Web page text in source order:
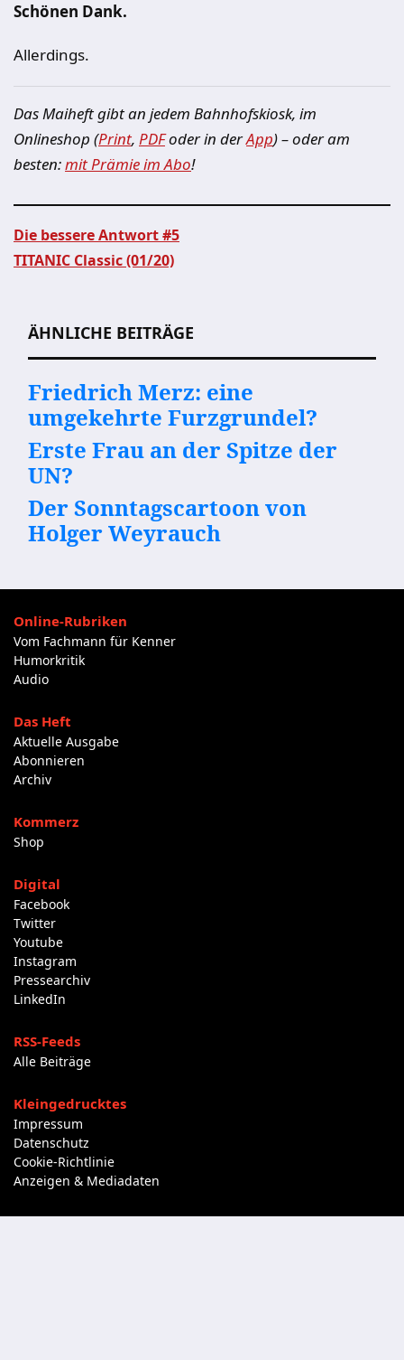
Schönen Dank.
Allerdings.
Das Maiheft gibt an jedem Bahnhofskiosk, im
Onlineshop (Print, PDFoder in derApp) – oder am
besten:mit Prämie im Abo!
Die bessere Antwort #5
TITANIC Classic (01/20)
ÄHNLICHE BEITRÄGE
Friedrich Merz: eine
umgekehrte Furzgrundel?
Erste Frau an der Spitze der
UN?
Der Sonntagscartoon von
Holger Weyrauch
Online-Rubriken
Vom Fachmann für Kenner
Humorkritik
Audio
Das Heft
Aktuelle Ausgabe
Abonnieren
Archiv
Kommerz
Shop
Digital
Facebook
Twitter
Youtube
Instagram
Pressearchiv
LinkedIn
RSS-Feeds
Alle Beiträge
Kleingedrucktes
Impressum
Datenschutz
Cookie-Richtlinie
Anzeigen & Mediadaten